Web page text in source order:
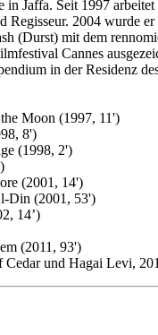
in Jaffa. Seit 1997 arbeitet
Regisseur. 2004 wurde er
(Durst) mit dem
Cannes
in der Residenz
Moon (1997, 11')
8')
(1998, 2')
(2001, 14')
Din (2001, 53')
14’)
(2011, 93')
Cedar und Hagai Levi,